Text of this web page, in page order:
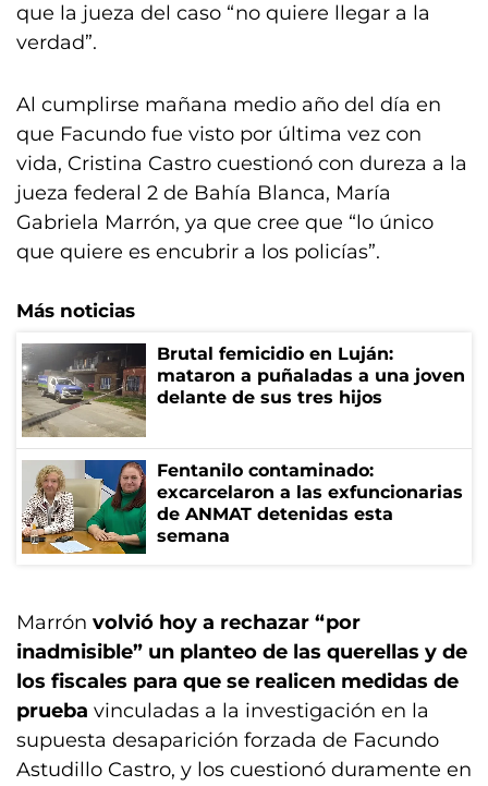
que la jueza del caso “no quiere llegar a la
verdad”.
Al cumplirse mañana medio año del día en
que Facundo fue visto por última vez con
vida, Cristina Castro cuestionó con dureza a la
jueza federal 2 de Bahía Blanca, María
Gabriela Marrón, ya que cree que “lo único
que quiere es encubrir a los policías”.
Más noticias
Brutal femicidio en Luján:
mataron a puñaladas a una joven
delante de sus tres hijos
Fentanilo contaminado:
excarcelaron a las exfuncionarias
de ANMAT detenidas esta
semana
Marrón volvió hoy a rechazar “por
inadmisible” un planteo de las querellas y de
los fiscales para que se realicen medidas de
prueba vinculadas a la investigación en la
supuesta desaparición forzada de Facundo
Astudillo Castro, y los cuestionó duramente en